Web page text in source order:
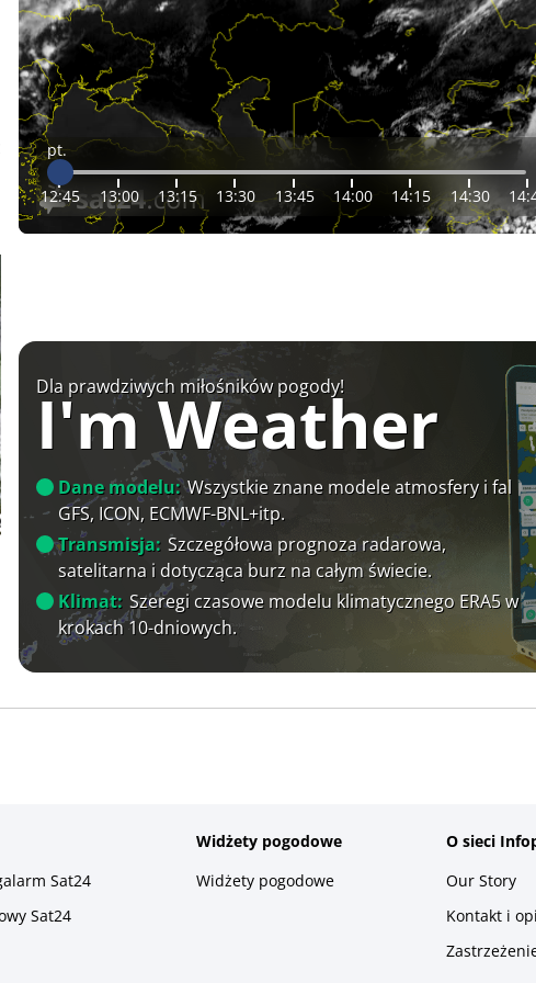
pt.
12:45 13:00 13:15 13:30 13:45 14:00 14:15 14:30
Dla prawdziwych miłośników pogody!
I'm Weather
Dane modelu: Wszystkie znane modele atmosfery i fal
GFS, ICON, ECMWF-BNL+itp.
Transmisja: Szczegółowa prognoza radarowa,
satelitarna i dotycząca burz na całym świecie.
Klimat: Szeregi czasowe modelu klimatycznego ERA5 w
krokach 10-dniowych.
Sat24
Sat24
Widżety pogodowe
Widżety pogodowe
O sieci
Our Story
Kontakt i